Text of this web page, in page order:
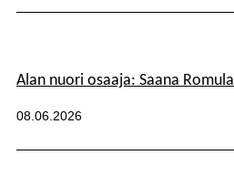
Kategoriat:
Alan nuori osaaja: Saana Romula
Julkaistu:
08.06.2026